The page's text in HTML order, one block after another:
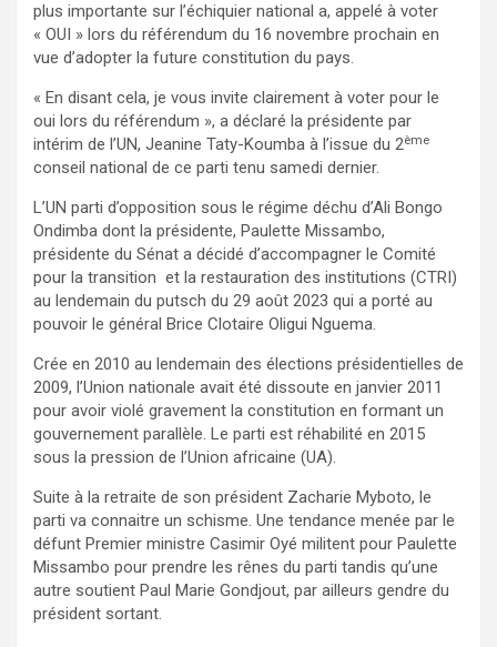
plus importante sur l’échiquier national a, appelé à voter
« OUI » lors du référendum du 16 novembre prochain en
vue d’adopter la future constitution du pays.
« En disant cela, je vous invite clairement à voter pour le
oui lors du référendum », a déclaré la présidente par
intérim de l’UN, Jeanine Taty-Koumba à l’issue du 2ème
conseil national de ce parti tenu samedi dernier.
L’UN parti d’opposition sous le régime déchu d’Ali Bongo
Ondimba dont la présidente, Paulette Missambo,
présidente du Sénat a décidé d’accompagner le Comité
pour la transition et la restauration des institutions (CTRI)
au lendemain du putsch du 29 août 2023 qui a porté au
pouvoir le général Brice Clotaire Oligui Nguema.
Crée en 2010 au lendemain des élections présidentielles de
2009, l’Union nationale avait été dissoute en janvier 2011
pour avoir violé gravement la constitution en formant un
gouvernement parallèle. Le parti est réhabilité en 2015
sous la pression de l’Union africaine (UA).
Suite à la retraite de son président Zacharie Myboto, le
parti va connaitre un schisme. Une tendance menée par le
défunt Premier ministre Casimir Oyé militent pour Paulette
Missambo pour prendre les rênes du parti tandis qu’une
autre soutient Paul Marie Gondjout, par ailleurs gendre du
président sortant.